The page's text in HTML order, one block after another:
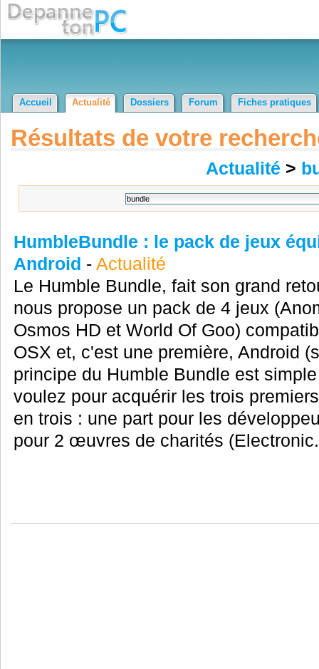
Accueil Actualité Dossiers Forum Fiches pratiques
Résultats de votre
Actualité >
HumbleBundle : le pack de jeux
Android - Actualité
Le Humble Bundle, fait son grand
nous propose un pack de 4 jeux
Osmos HD et World Of Goo)
OSX et, c'est une première, Android
principe du Humble Bundle est
voulez pour acquérir les trois
en trois : une part pour les
pour 2 œuvres de charités